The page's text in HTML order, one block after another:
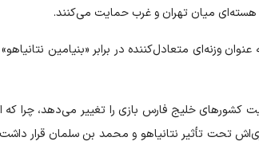
هسته‌ای میان تهران و غرب حمایت می‌کنند.
وزنه‌ای متعادل‌کننده در برابر «بنیامین
کشورهای خلیج فارس بازی را تغییر می‌دهد، چرا که
تحت تأثیر نتانیاهو و محمد بن سلمان قرار